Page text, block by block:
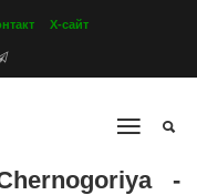
Х-сайт
-